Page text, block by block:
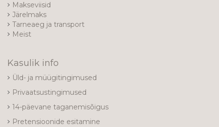
Makseviisid
Järelmaks
Tarneaeg ja transport
Meist
Kasulik info
Üld- ja müügitingimused
Privaatsustingimused
14-päevane taganemisõigus
Pretensioonide esitamine